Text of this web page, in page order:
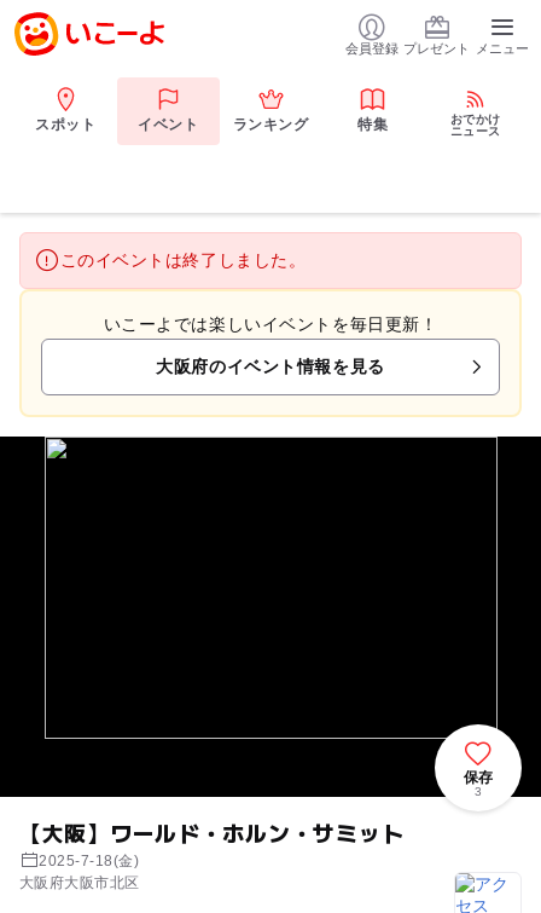
会員登録 プレゼント メニュー
スポット イベント ランキング 特集
おでかけ
ニュース
このイベントは終了しました。
いこーよでは楽しいイベントを毎日更新！
大阪府のイベント情報を見る
【大阪】ワールド・ホルン・サミット
2025-7-18(金)
大阪府大阪市北区
保存
3